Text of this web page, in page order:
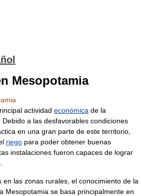
Mesopotamia
actividad económica de la
Debido a las desfavorables condiciones
en una gran parte de este territorio,
riego para poder obtener buenas
instalaciones fueron capaces de lograr
en las zonas rurales, el conocimiento de la
Mesopotamia se basa principalmente en